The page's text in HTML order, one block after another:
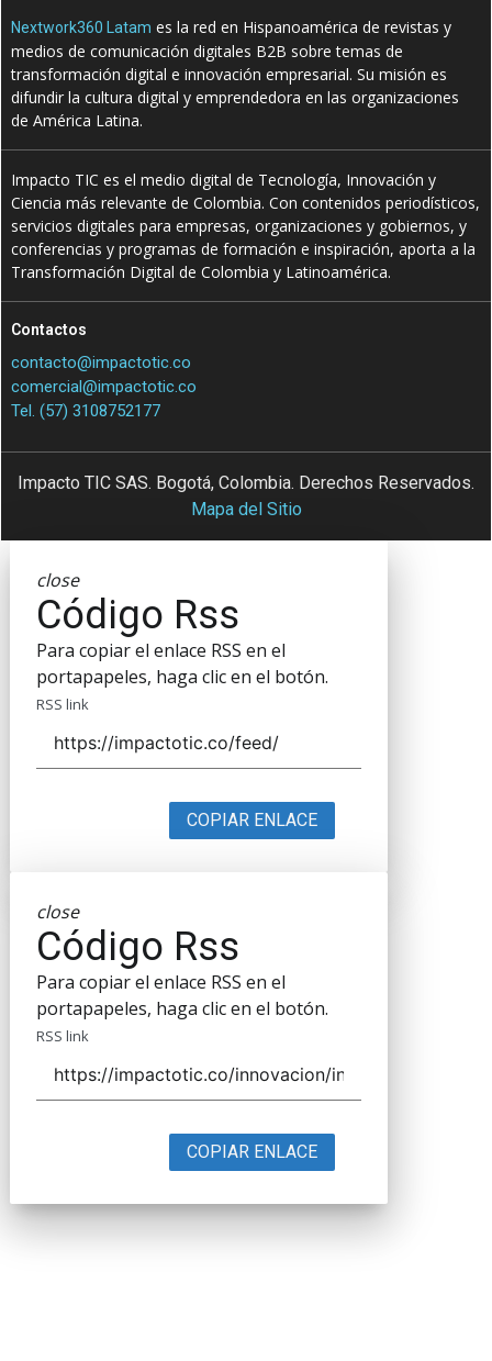
Nextwork360 Latam es la red en Hispanoamérica de revistas y
medios de comunicación digitales B2B sobre temas de
transformación digital e innovación empresarial. Su misión es
difundir la cultura digital y emprendedora en las organizaciones
de América Latina.
Impacto TIC es el medio digital de Tecnología, Innovación y
Ciencia más relevante de Colombia. Con contenidos periodísticos,
servicios digitales para empresas, organizaciones y gobiernos, y
conferencias y programas de formación e inspiración, aporta a la
Transformación Digital de Colombia y Latinoamérica.
Contactos
contacto@impactotic.co
comercial@impactotic.co
Tel. (57) 3108752177
Impacto TIC SAS. Bogotá, Colombia. Derechos Reservados.
Mapa del Sitio
close
Código Rss
Para copiar el enlace RSS en el
portapapeles, haga clic en el botón.
RSS link
COPIAR ENLACE
close
Código Rss
Para copiar el enlace RSS en el
portapapeles, haga clic en el botón.
RSS link
COPIAR ENLACE